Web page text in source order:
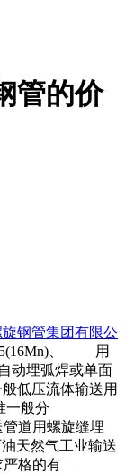
管的价
钢管集团有限公
、 用
动埋弧焊或单面
低压流体输送用
般分
管道用螺旋缝埋
天然气工业输送
格的有